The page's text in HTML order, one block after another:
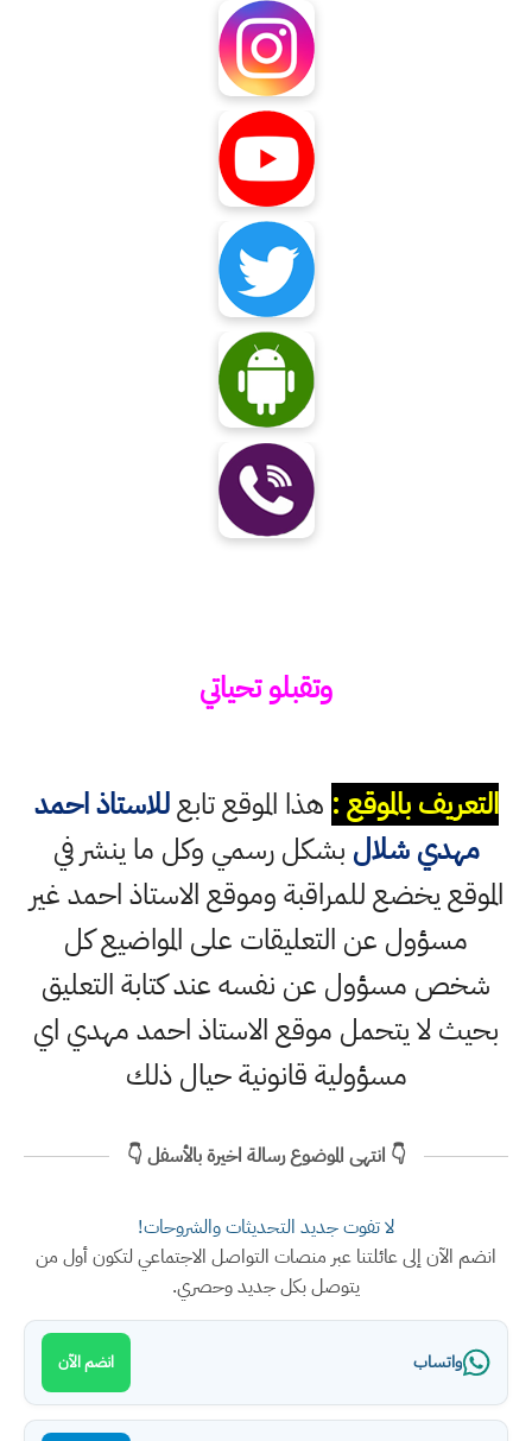
وتقبلو تحياتي
التعريف بالموقع : هذا الموقع تابعللاستاذ احمد
مهدي شلال بشكل رسمي وكل ما ينشر في
الموقع يخضع للمراقبة وموقع الاستاذ احمد غير
مسؤول عن التعليقات على المواضيع كل
شخص مسؤول عن نفسه عند كتابة التعليق
بحيث لا يتحمل موقع الاستاذ احمد مهدي اي
مسؤولية قانونية حيال ذلك
👇 انتهى الموضوع رسالة اخيرة بالأسفل 👇
لا تفوت جديد التحديثات والشروحات!
انضم الآن إلى عائلتنا عبر منصات التواصل الاجتماعي لتكون أول من
يتوصل بكل جديد وحصري.
واتساب انضم الآن